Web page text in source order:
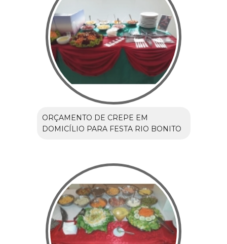
ORÇAMENTO DE CREPE EM
DOMICÍLIO PARA FESTA RIO BONITO